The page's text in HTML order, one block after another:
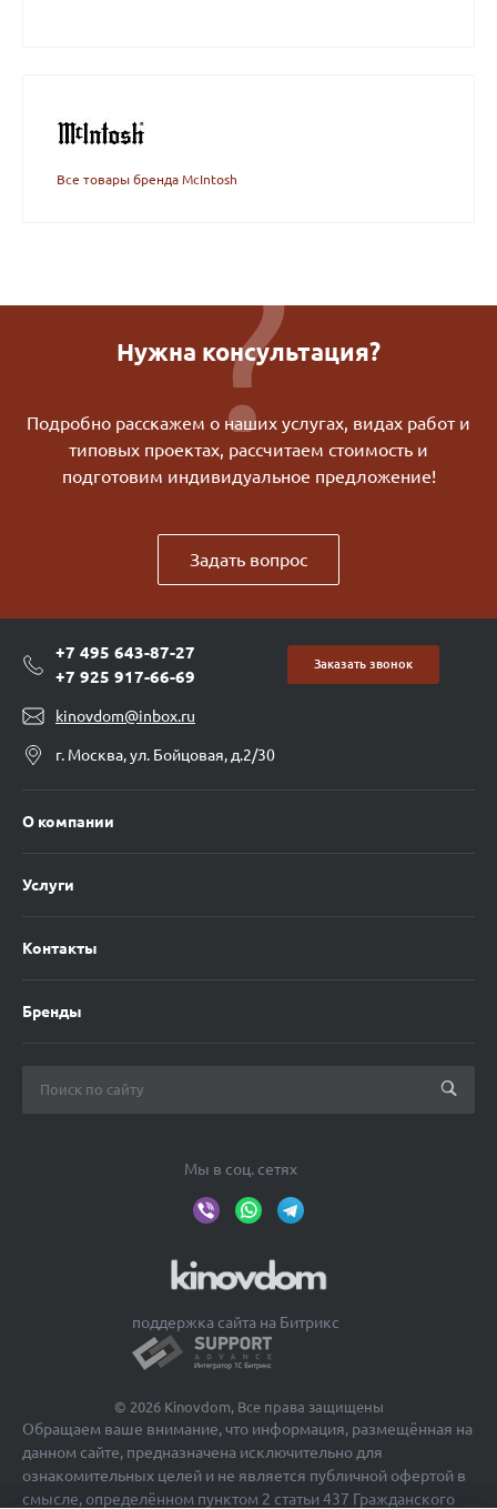
Все товары бренда McIntosh
Нужна консультация?
Подробно расскажем о наших услугах, видах работ и
типовых проектах, рассчитаем стоимость и
подготовим индивидуальное предложение!
Задать вопрос
+7 495 643-87-27
+7 925 917-66-69
Заказать звонок
kinovdom@inbox.ru
г. Москва, ул. Бойцовая, д.2/30
О компании
Услуги
Контакты
Бренды
Мы в соц. сетях
© 2026 Kinovdom, Все права защищены
поддержка сайта на Битрикс
Обращаем ваше внимание, что информация, размещённая на
данном сайте, предназначена исключительно для
ознакомительных целей и не является публичной офертой в
смысле, определённом пунктом 2 статьи 437 Гражданского